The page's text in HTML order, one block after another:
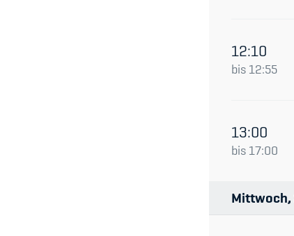
12:10
bis 12:55
13:00
bis 17:00
Mittwoch